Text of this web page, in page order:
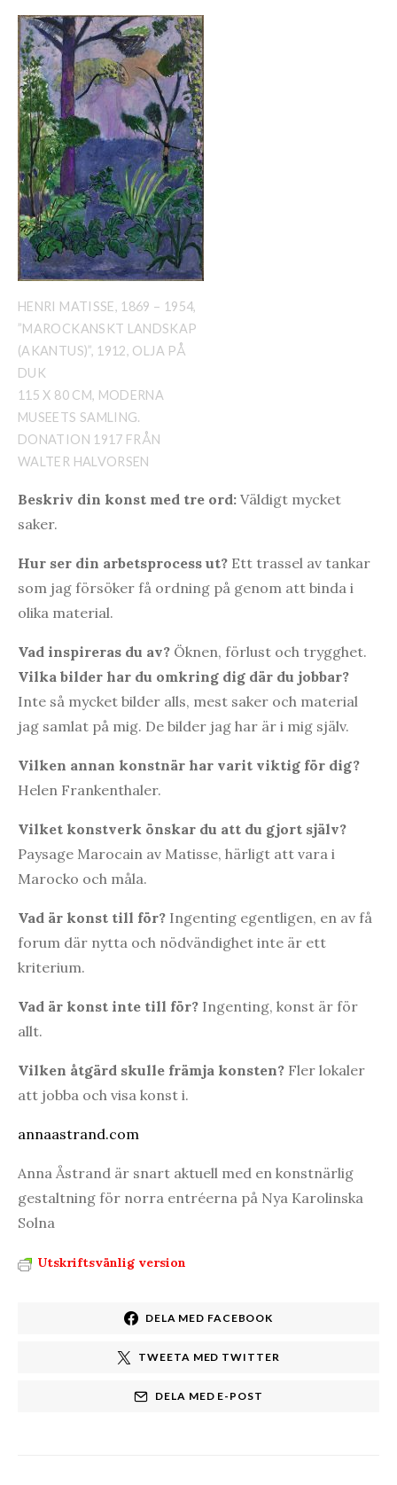
HENRI MATISSE, 1869 – 1954,
”MAROCKANSKT LANDSKAP
(AKANTUS)”, 1912, OLJA PÅ
DUK
115 X 80 CM, MODERNA
MUSEETS SAMLING.
DONATION 1917 FRÅN
WALTER HALVORSEN
Beskriv din konst med tre ord: Väldigt mycket
saker.
Hur ser din arbetsprocess ut? Ett trassel av tankar
som jag försöker få ordning på genom att binda i
olika material.
Vad inspireras du av? Öknen, förlust och trygghet.
Vilka bilder har du omkring dig där du jobbar?
Inte så mycket bilder alls, mest saker och material
jag samlat på mig. De bilder jag har är i mig själv.
Vilken annan konstnär har varit viktig för dig?
Helen Frankenthaler.
Vilket konstverk önskar du att du gjort själv?
Paysage Marocain av Matisse, härligt att vara i
Marocko och måla.
Vad är konst till för? Ingenting egentligen, en av få
forum där nytta och nödvändighet inte är ett
kriterium.
Vad är konst inte till för? Ingenting, konst är för
allt.
Vilken åtgärd skulle främja konsten? Fler lokaler
att jobba och visa konst i.
annaastrand.com
Anna Åstrand är snart aktuell med en konstnärlig
gestaltning för norra entréerna på Nya Karolinska
Solna
Utskriftsvänlig version
DELA MED FACEBOOK
TWEETA MED TWITTER
DELA MED E-POST